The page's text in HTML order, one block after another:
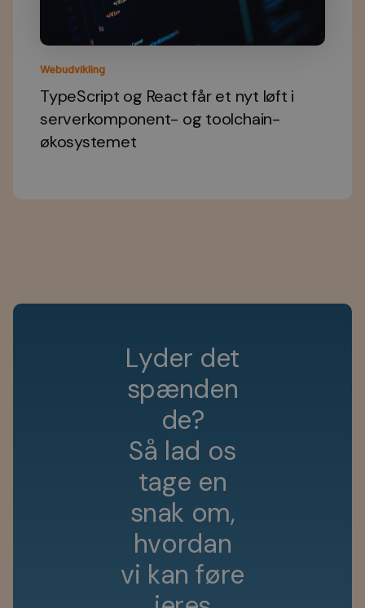
Webudvikling
TypeScript og React får et nyt løft i
serverkomponent- og toolchain-
økosystemet
Lyder det
spænden
de?
Så lad os
tage en
snak om,
hvordan
vi kan føre